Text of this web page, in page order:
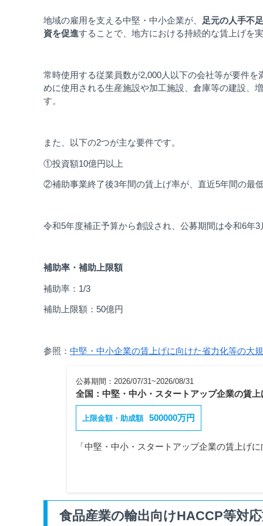
地域の雇用を支える中堅・中小企業が、
足元の人手不
資を促進することで、地方における持続的な賃上げを
常時使用する従業員数が2,000人以下の会社等が要件
めに使用される生産施設や加工施設、倉庫等の建設、
す。
また、以下の2つが主な要件です。
①投資額10億円以上
②補助事業終了後3年間の賃上げ率が、直近5年間の最
令和5年度補正予算から創設され、公募期間は令和6年
補助率・補助上限額
補助率：1/3
補助上限額：50億円
参照： 中堅・中小企業の賃上げに向けた省力化等の大
公募期間：2026/07/31~2026/08/31
全国：中堅・中小・スタートアップ企業の賃
上限金額・助成額 500000万円
食品産業の輸出向けHACCP等対